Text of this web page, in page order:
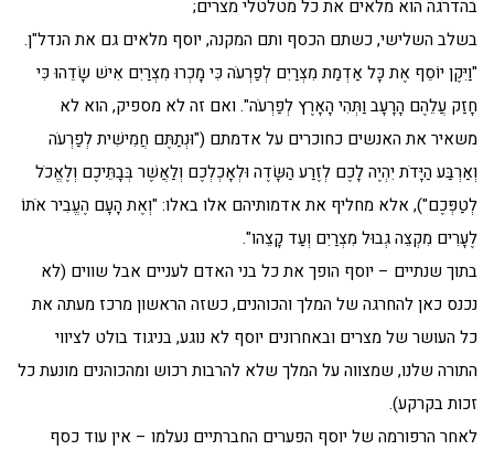
בהדרגה הוא מלאים את כל מטלטלי מצרים;
בשלב השלישי, כשתם הכסף ותם המקנה, יוסף מלאים גם את הנדל"ן.
"וַיִּקֶן יוֹסֵף אֶת כָּל אַדְמַת מִצְרַיִם לְפַרְעֹה כִּי מָכְרוּ מִצְרַיִם אִישׁ שָׂדֵהוּ כִּי
חָזַק עֲלֵהֶם הָרָעָב וַתְּהִי הָאָרֶץ לְפַרְעֹה". ואם זה לא מספיק, הוא לא
משאיר את האנשים כחוכרים על אדמתם ("וּנְתַתֶּם חֲמִישִׁית לְפַרְעֹה
וְאַרְבַּע הַיָּדֹת יִהְיֶה לָכֶם לְזֶרַע הַשָּׂדֶה וּלְאָכְלְכֶם וְלַאֲשֶׁר בְּבָתֵּיכֶם וְלֶאֱכֹל
לְטַפְּכֶם"), אלא מחליף את אדמותיהם אלו באלו: "וְאֶת הָעָם הֶעֱבִיר אֹתוֹ
לֶעָרִים מִקְצֵה גְבוּל מִצְרַיִם וְעַד קָצֵהו".
בתוך שנתיים – יוסף הופך את כל בני האדם לעניים אבל שווים (לא
נכנס כאן להחרגה של המלך והכוהנים, כשזה הראשון מרכז מעתה את
כל העושר של מצרים ובאחרונים יוסף לא נוגע, בניגוד בולט לציווי
התורה שלנו, שמצווה על המלך שלא להרבות רכוש ומהכוהנים מונעת כל
זכות בקרקע).
לאחר הרפורמה של יוסף הפערים החברתיים נעלמו – אין עוד כסף